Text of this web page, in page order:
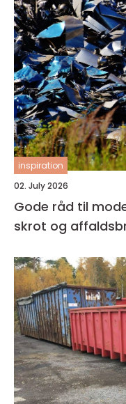
inspiration
02. July 2026
Gode råd til
skrot og